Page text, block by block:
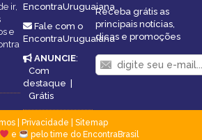
ir,
e
EncontraUruguaiana
Fale com o
EncontraUruguaiana
ANUNCIE:
Com
destaque |
Grátis
Receba grátis as
principais notícias,
dicas e promoções
| Privacidade
Sitemap
e pelo time do EncontraBrasil